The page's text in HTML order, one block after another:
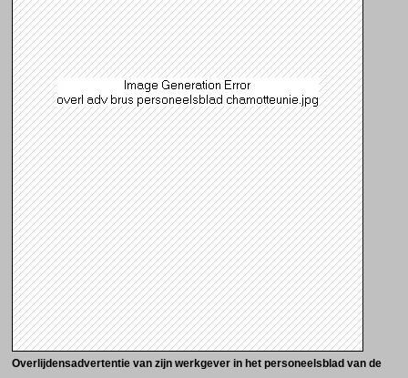
Overlijdensadvertentie van zijn werkgever in het personeelsblad van de